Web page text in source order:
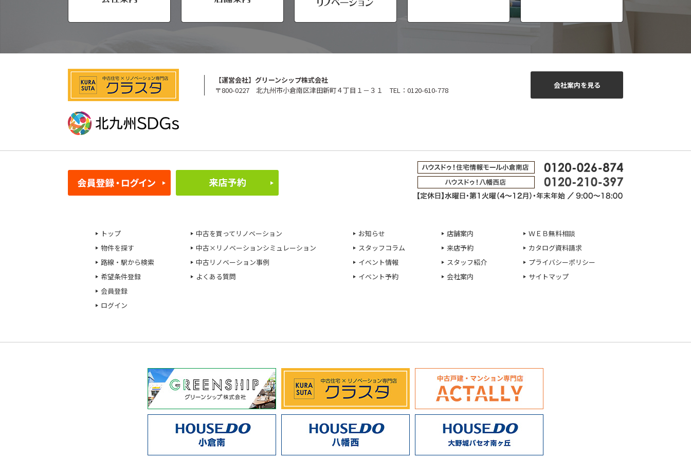
【運営会社】グリーンシップ株式会社
〒800-0227 北九州市小倉南区津田新町４丁目１－３１ TEL：0120-610-778
会社案内を見る
トップ
物件を探す
路線・駅から検索
希望条件登録
会員登録
ログイン
中古を買ってリノベーション
中古×リノベーションシミュレーション
中古リノベーション事例
よくある質問
お知らせ
スタッフコラム
イベント情報
イベント予約
店舗案内
来店予約
スタッフ紹介
会社案内
ＷＥＢ無料相談
カタログ資料請求
プライバシーポリシー
サイトマップ